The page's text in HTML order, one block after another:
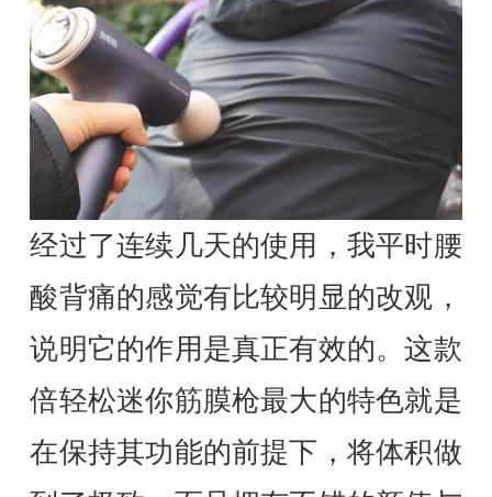
经过了连续几天的使用，我平时腰
酸背痛的感觉有比较明显的改观，
说明它的作用是真正有效的。这款
倍轻松迷你筋膜枪最大的特色就是
在保持其功能的前提下，将体积做